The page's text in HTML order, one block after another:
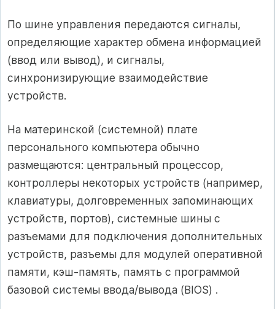
По шине управления передаются сигналы,
определяющие характер обмена информацией
(ввод или вывод), и сигналы,
синхронизирующие взаимодействие
устройств.
На материнской (системной) плате
персонального компьютера обычно
размещаются: центральный процессор,
контроллеры некоторых устройств (например,
клавиатуры, долговременных запоминающих
устройств, портов), системные шины с
разъемами для подключения дополнительных
устройств, разъемы для модулей оперативной
памяти, кэш-память, память с программой
базовой системы ввода/вывода (BIOS) .